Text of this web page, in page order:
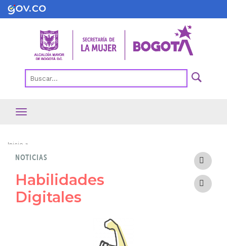
Pasar
al
Ruta
de
navegación
Inicio
NOTICIAS
Habilidades
Digitales